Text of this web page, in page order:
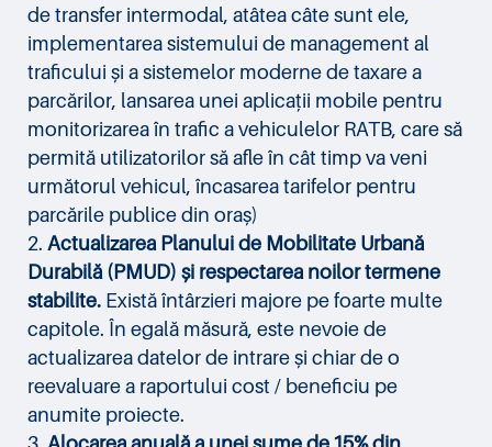
de transfer intermodal, atâtea câte sunt ele,
implementarea sistemului de management al
traficului și a sistemelor moderne de taxare a
parcărilor, lansarea unei aplicații mobile pentru
monitorizarea în trafic a vehiculelor RATB, care să
permită utilizatorilor să afle în cât timp va veni
următorul vehicul, încasarea tarifelor pentru
parcările publice din oraș)
Actualizarea Planului de Mobilitate Urbană
Durabilă (PMUD) și respectarea noilor termene
stabilite. Există întârzieri majore pe foarte multe
capitole. În egală măsură, este nevoie de
actualizarea datelor de intrare și chiar de o
reevaluare a raportului cost / beneficiu pe
anumite proiecte.